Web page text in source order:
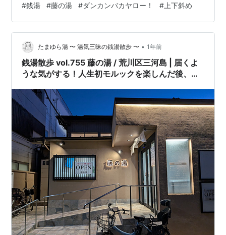
へ。 駅から歩くことほんの数分で到着した藤の湯さんの
整然として清潔な浴室は、カランそれぞれに据えられた
シャワーはすべてがハンドシャワーで使い勝手が良さそ
う。ジェットバスはボタンを押して作動するスタイル。
念のためを体勢整えてボタンを押す。うん、パワフル
だ。個人的にボタン式ジェットバスはパワフルな水流が
#銭湯 #藤の湯 #ダンカンバカヤロー！ # 上下斜め
たまゆら湯 〜 湯気三昧の銭湯散歩 〜 • 1年前
銭湯散歩 vol.755 藤の湯 / 荒川区三河島 | 届くよ
うな気がする！人生初モルックを楽しんだ後、シ